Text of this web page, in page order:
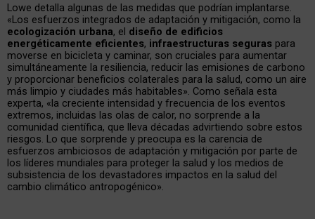
Lowe detalla algunas de las medidas que podrían implantarse.
«Los esfuerzos integrados de adaptación y mitigación, como la
ecologización urbana, el diseño de edificios
energéticamente eficientes, infraestructuras seguras para
moverse en bicicleta y caminar, son cruciales para aumentar
simultáneamente la resiliencia, reducir las emisiones de carbono
y proporcionar beneficios colaterales para la salud, como un aire
más limpio y ciudades más habitables». Como señala esta
experta, «la creciente intensidad y frecuencia de los eventos
extremos, incluidas las olas de calor, no sorprende a la
comunidad científica, que lleva décadas advirtiendo sobre estos
riesgos. Lo que sorprende y preocupa es la carencia de
esfuerzos ambiciosos de adaptación y mitigación por parte de
los líderes mundiales para proteger la salud y los medios de
subsistencia de los devastadores impactos en la salud del
cambio climático antropogénico».